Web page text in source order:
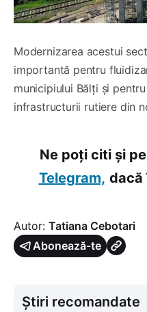
Modernizarea acestui
importantă pentru
municipiului Bălți și
infrastructurii rutiere din
Ne poți citi și pe
Telegram, dacă
Autor: Tatiana Cebotari
Abonează-te
Știri recomandate